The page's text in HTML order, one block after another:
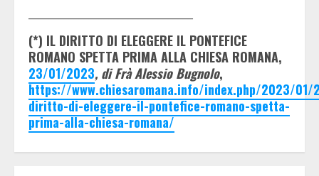
(*) IL DIRITTO DI ELEGGERE IL PONTEFICE
ROMANO SPETTA PRIMA ALLA CHIESA ROMANA,
23/01/2023, di Frà Alessio Bugnolo,
https://www.chiesaromana.info/index.php/2023/
diritto-di-eleggere-il-pontefice-romano-spetta-
prima-alla-chiesa-romana/